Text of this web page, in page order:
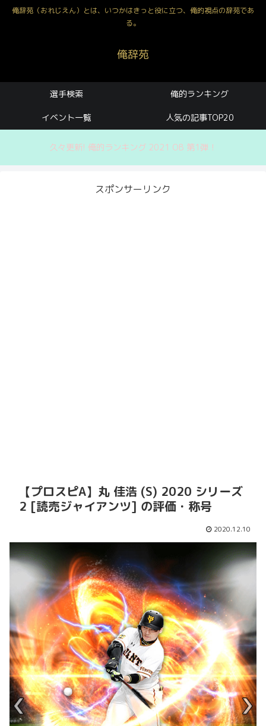
俺辞苑（おれじえん）とは、いつかはきっと役に立つ、俺的視点の辞苑であ
る。
俺辞苑
選手検索 俺的ランキング
イベント一覧 人気の記事TOP20
久々更新! 俺的ランキング 2021 OB 第1弾！
スポンサーリンク
【プロスピA】丸 佳浩 (S) 2020 シリーズ
2 [読売ジャイアンツ] の評価・称号
2020.12.10